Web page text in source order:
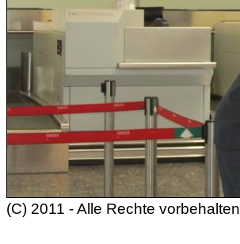
(C) 2011 - Alle Rechte vorbehalten